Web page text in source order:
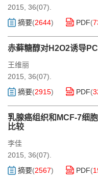
2015, 36(07).
摘要(2644) PDF(
赤藓糖醇对H2O2诱导
王维丽
2015, 36(07).
摘要(2915) PDF(
乳腺癌组织和MCF-7细
比较
李佳
2015, 36(07).
摘要(2567) PDF(